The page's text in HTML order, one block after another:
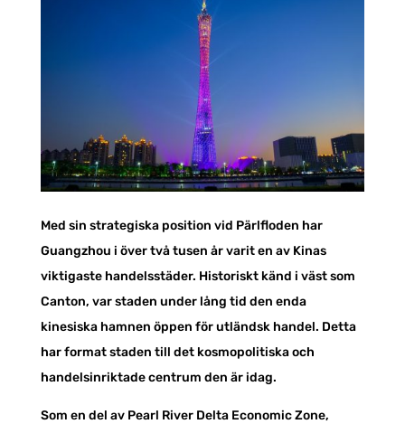
Med sin strategiska position vid Pärlfloden har
Guangzhou i över två tusen år varit en av Kinas
viktigaste handelsstäder. Historiskt känd i väst som
Canton, var staden under lång tid den enda
kinesiska hamnen öppen för utländsk handel. Detta
har format staden till det kosmopolitiska och
handelsinriktade centrum den är idag.
Som en del av Pearl River Delta Economic Zone,